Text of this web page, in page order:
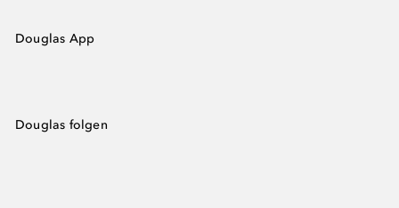
Douglas App
Douglas folgen